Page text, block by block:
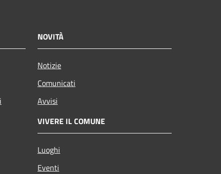
NOVITÀ
Notizie
Comunicati
Avvisi
VIVERE IL COMUNE
Luoghi
Eventi